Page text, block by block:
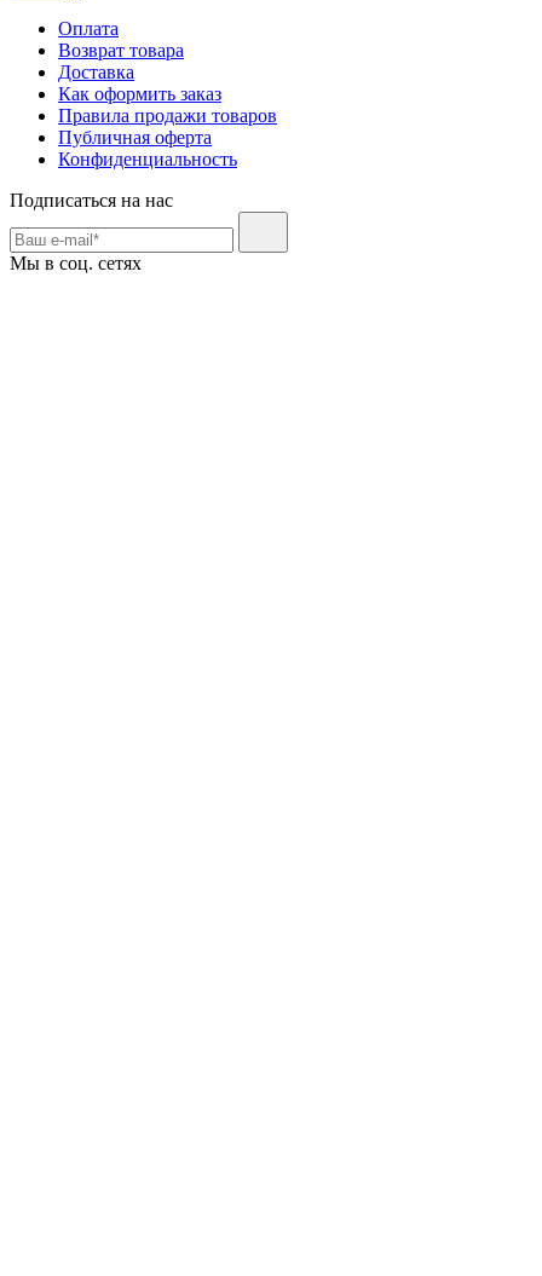
Оплата
Возврат товара
Доставка
Как оформить заказ
Правила продажи товаров
Публичная оферта
Конфиденциальность
Подписаться на нас
Мы в соц. сетях